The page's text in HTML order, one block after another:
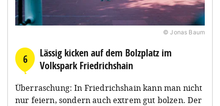
© Jonas Baum
6
Lässig kicken auf dem Bolzplatz im
Volkspark Friedrichshain
Überraschung: In Friedrichshain kann man nicht
nur feiern, sondern auch extrem gut bolzen. Der